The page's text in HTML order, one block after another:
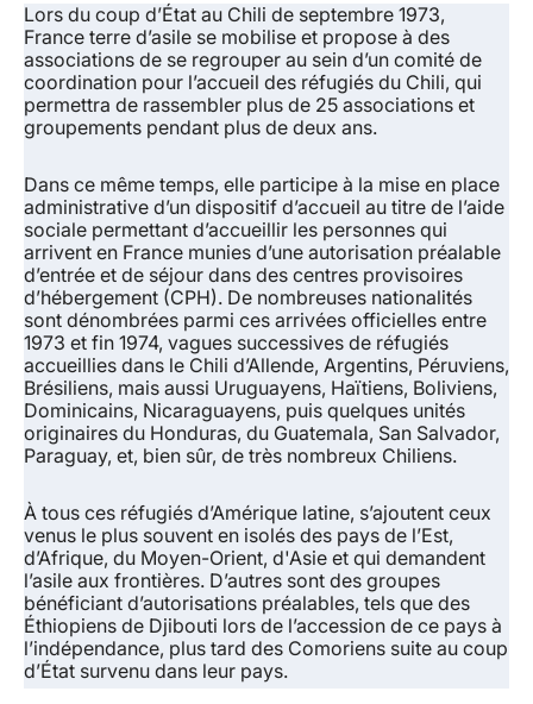
Lors du coup d’État au Chili de septembre 1973,
France terre d’asile se mobilise et propose à des
associations de se regrouper au sein d’un comité de
coordination pour l’accueil des réfugiés du Chili, qui
permettra de rassembler plus de 25 associations et
groupements pendant plus de deux ans.
Dans ce même temps, elle participe à la mise en place
administrative d’un dispositif d’accueil au titre de l’aide
sociale permettant d’accueillir les personnes qui
arrivent en France munies d’une autorisation préalable
d’entrée et de séjour dans des centres provisoires
d’hébergement (CPH). De nombreuses nationalités
sont dénombrées parmi ces arrivées officielles entre
1973 et fin 1974, vagues successives de réfugiés
accueillies dans le Chili d’Allende, Argentins, Péruviens,
Brésiliens, mais aussi Uruguayens, Haïtiens, Boliviens,
Dominicains, Nicaraguayens, puis quelques unités
originaires du Honduras, du Guatemala, San Salvador,
Paraguay, et, bien sûr, de très nombreux Chiliens.
À tous ces réfugiés d’Amérique latine, s’ajoutent ceux
venus le plus souvent en isolés des pays de l’Est,
d’Afrique, du Moyen-Orient, d'Asie et qui demandent
l’asile aux frontières. D’autres sont des groupes
bénéficiant d’autorisations préalables, tels que des
Éthiopiens de Djibouti lors de l’accession de ce pays à
l’indépendance, plus tard des Comoriens suite au coup
d’État survenu dans leur pays.